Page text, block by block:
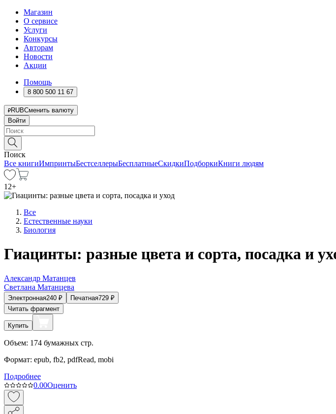
Магазин
О сервисе
Услуги
Конкурсы
Авторам
Новости
Акции
Помощь
8 800 500 11 67
RUBСменить валюту
Войти
Поиск
Все книгиИмпринтыБестселлерыБесплатныеСкидкиПодборкиКниги людям
12+
Все
Естественные науки
Биология
Гиацинты: разные цвета и сорта, посадка и
Александр Матанцев
Светлана Матанцева
Электронная240 ₽ Печатная729 ₽
Читать фрагмент
Купить
Объем: 174 бумажных стр.
Формат: epub, fb2, pdfRead, mobi
Подробнее
0.00Оценить